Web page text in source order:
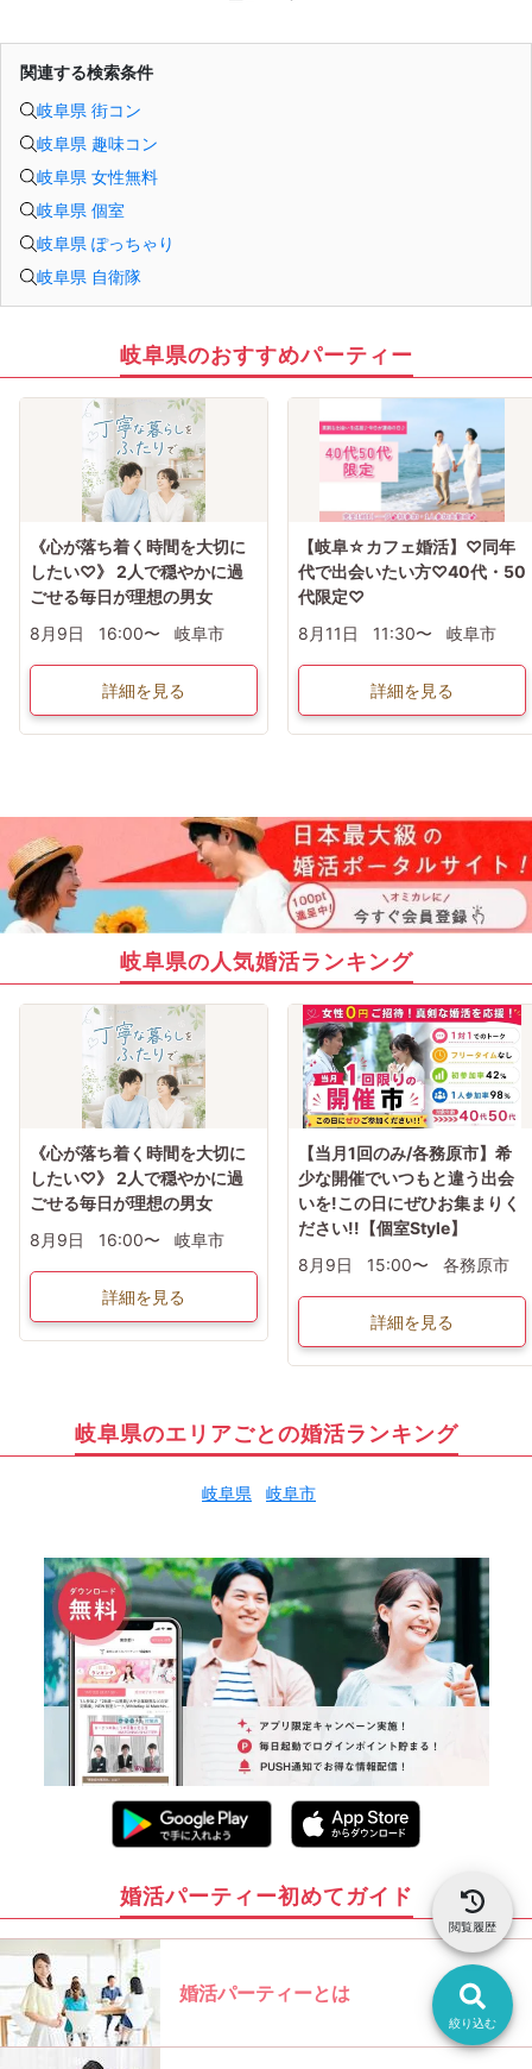
絞り込む
閲覧履歴
婚活戦略セミナーでは、恋愛や婚活で悩む男性が
【注意事項】
（屋外、車内からのご参加や、途中入室、退出はご遠慮下さい。）
セミナー準備の都合上、当日無断キャンセルの場合は、3,000円のキャンセル料を
関連する検索条件
岐阜県 街コン
岐阜県 趣味コン
岐阜県 女性無料
岐阜県 個室
岐阜県 ぽっちゃり
岐阜県 自衛隊
岐阜県のおすすめパーティー
《心が落ち着く時間を大切に
したい♡》 2人で穏やかに過
ごせる毎日が理想の男女
8月9日
16:00〜 岐阜市
詳細を見る
【岐阜☆カフェ婚活】♡同年
代で出会いたい方♡40代・50
代限定♡
8月11日
11:30〜 岐阜市
詳細を見る
岐阜県の人気婚活ランキング
《心が落ち着く時間を大切に
したい♡》 2人で穏やかに過
ごせる毎日が理想の男女
8月9日
16:00〜 岐阜市
詳細を見る
【当月1回のみ/各務原市】希
少な開催でいつもと違う出会
いを!この日にぜひお集まりく
ださい!!【個室Style】
8月9日
15:00〜 各務原市
詳細を見る
岐阜県のエリアごとの婚活ランキング
岐阜県 岐阜市
婚活パーティー初めてガイド
婚活パーティーとは